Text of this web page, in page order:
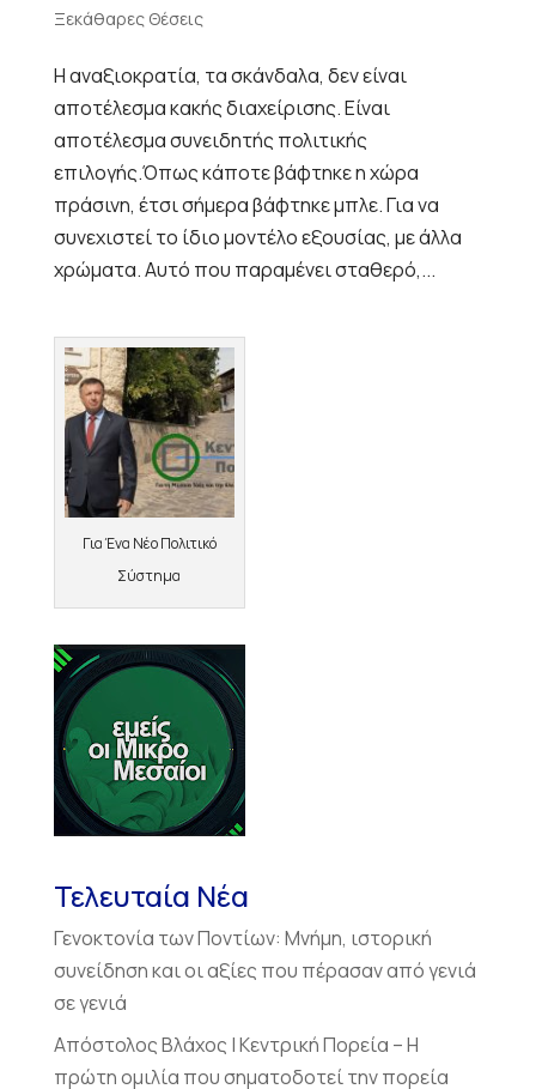
Ξεκάθαρες Θέσεις
Η αναξιοκρατία, τα σκάνδαλα, δεν είναι
αποτέλεσμα κακής διαχείρισης. Είναι
αποτέλεσμα συνειδητής πολιτικής
επιλογής.Όπως κάποτε βάφτηκε η χώρα
πράσινη, έτσι σήμερα βάφτηκε μπλε. Για να
συνεχιστεί το ίδιο μοντέλο εξουσίας, με άλλα
χρώματα. Αυτό που παραμένει σταθερό,...
Για Ένα Νέο Πολιτικό
Σύστημα
Τελευταία Νέα
Γενοκτονία των Ποντίων: Μνήμη, ιστορική
συνείδηση και οι αξίες που πέρασαν από γενιά
σε γενιά
Απόστολος Βλάχος | Κεντρική Πορεία – Η
πρώτη ομιλία που σηματοδοτεί την πορεία